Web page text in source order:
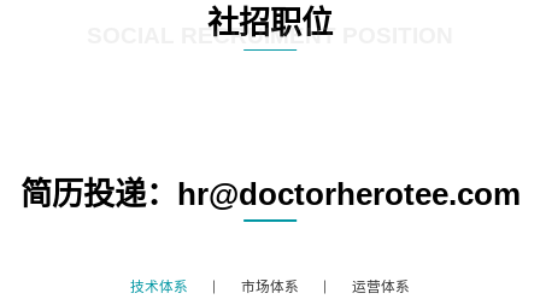
社招职位
SOCIAL RECRUIMENT POSITION
简历投递：hr@doctorherotee.com
技术体系 市场体系 运营体系